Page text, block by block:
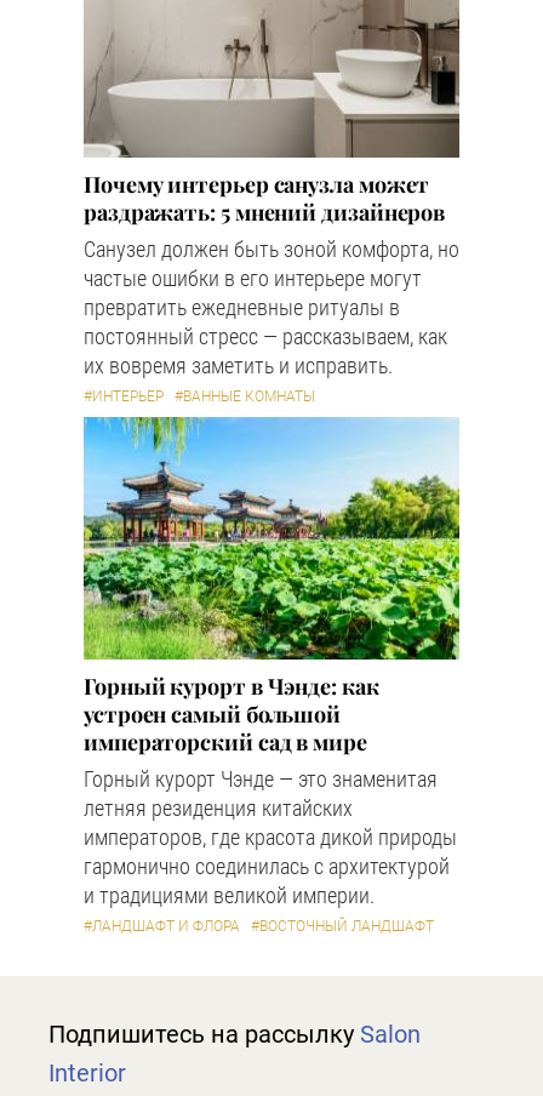
Почему интерьер санузла может
раздражать: 5 мнений дизайнеров
Санузел должен быть зоной комфорта, но
частые ошибки в его интерьере могут
превратить ежедневные ритуалы в
постоянный стресс — рассказываем, как
их вовремя заметить и исправить.
#ИНТЕРЬЕР #ВАННЫЕ КОМНАТЫ
Горный курорт в Чэнде: как
устроен самый большой
императорский сад в мире
Горный курорт Чэнде — это знаменитая
летняя резиденция китайских
императоров, где красота дикой природы
гармонично соединилась с архитектурой
и традициями великой империи.
#ЛАНДШАФТ И ФЛОРА #ВОСТОЧНЫЙ ЛАНДШАФТ
Подпишитесь на рассылку Salon
Interior